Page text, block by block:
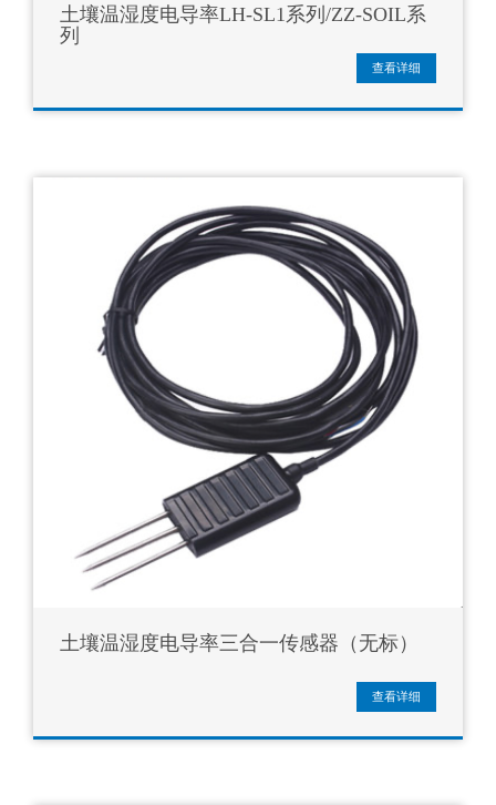
土壤温湿度电导率LH-SL1系列/ZZ-SOIL系
列
查看详细
土壤温湿度电导率三合一传感器（无标）
查看详细